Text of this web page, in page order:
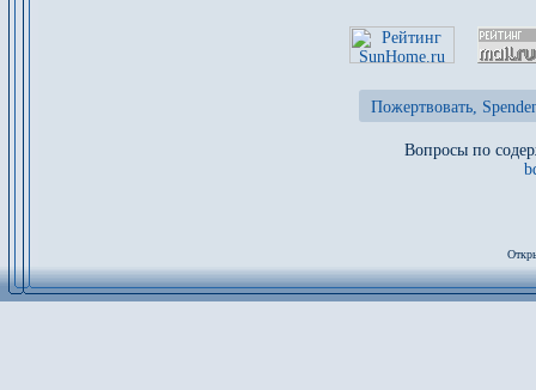
Пожертвовать,
Вопросы по